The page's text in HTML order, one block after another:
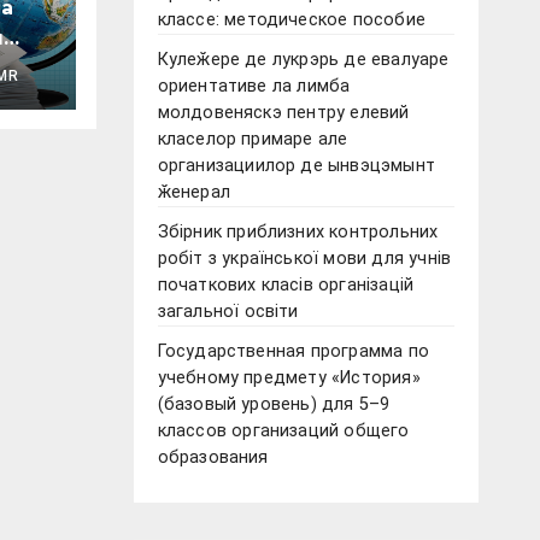
классе: методическое пособие
Кулеӂере де лукрэрь де евалуаре
ориентативе ла лимба
молдовеняскэ пентру елевий
класелор примаре але
организациилор де ынвэцэмынт
ӂенерал
Збірник приблизних контрольних
робіт з української мови для учнів
початкових класів організацій
загальної освіти
Государственная программа по
учебному предмету «История»
(базовый уровень) для 5–9
классов организаций общего
образования